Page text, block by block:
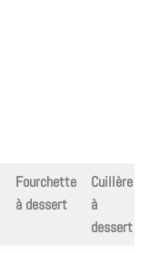
Fourchette
à dessert
Cuillère
à
dessert